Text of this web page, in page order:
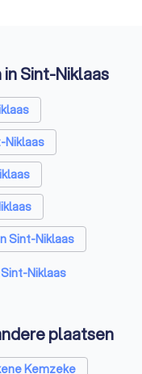
Sint-Niklaas
Sint-Niklaas
Sint-Niklaas
Sint-Niklaas
Niklaas
Niklaas
plaatsen
Kemzeke